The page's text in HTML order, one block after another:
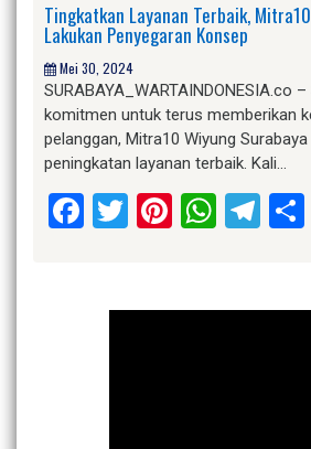
Tingkatkan Layanan Terbaik,
Lakukan Penyegaran Konsep
Mei 30, 2024
SURABAYA_WARTAINDONESIA.co
komitmen untuk terus memberikan
pelanggan, Mitra10 Wiyung
peningkatan layanan terbaik. Kali…
Facebook
Twitter
Pinterest